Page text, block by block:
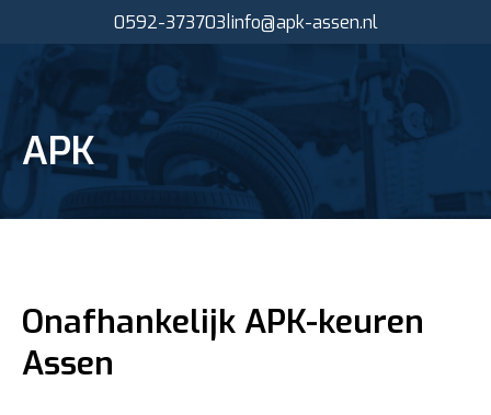
0592-373703 info@apk-assen.nl
APK
Onafhankelijk APK-keuren
Assen